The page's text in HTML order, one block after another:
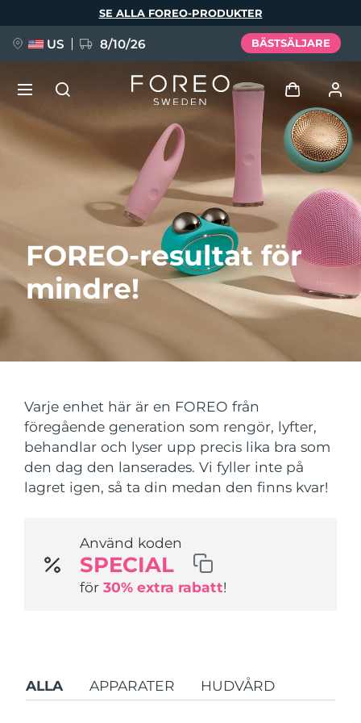
FOREO-resultat för
mindre!
Varje enhet här är en FOREO från
föregående generation som rengör, lyfter,
behandlar och lyser upp precis lika bra som
den dag den lanserades. Vi fyller inte på
lagret igen, så ta din medan den finns kvar!
Använd koden
SPECIAL
för30% extra rabatt!
ALLA APPARATER HUDVÅRD
SE ALLA FOREO-PRODUKTER
US 8/10/26 BÄSTSÄLJARE
Logga in
Användarprofil
Mina enheter
Mina beställningar
Mina adresser
Mina prenumerationer
NYHET
FAQ™ Pure Beauty-Tech Elixir
BREAKING NEWS
FAQ™ Dual LED Panel
POPULÄR
Specialerbjudanden Bästsäljare
Språk
Deutsch
Español
Français
Italiano
Português
Polski
Svenska
Русский
繁體中文
Leveransland
USA Förväntad leverans
Storbritannien Förväntad leverans 8/9/26
Spanien Förväntad leverans8/9/26
Frankrike Förväntad leverans